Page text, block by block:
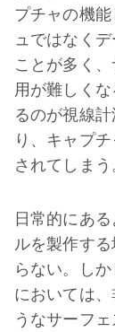
プチャの機
ュではなく
ことが多く
用が難しく
るのが視線
り、キャプ
されてしまう
日常的にあ
ルを製作す
らない。し
においては
うなサーフ